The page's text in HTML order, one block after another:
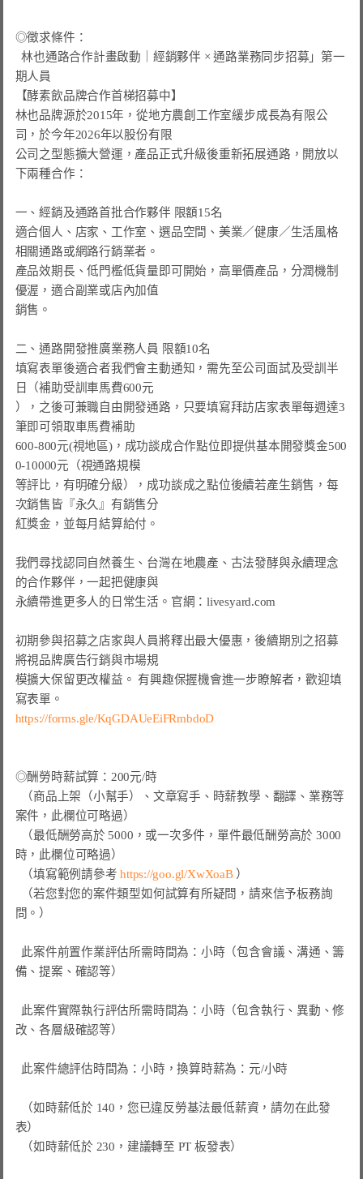
◎徵求條件：
  林也通路合作計畫啟動｜經銷夥伴 × 通路業務同步招募」第一
期人員
【酵素飲品牌合作首梯招募中】
林也品牌源於2015年，從地方農創工作室緩步成長為有限公
司，於今年2026年以股份有限
公司之型態擴大營運，產品正式升級後重新拓展通路，開放以
下兩種合作：
一、經銷及通路首批合作夥伴 限額15名
適合個人、店家、工作室、選品空間、美業／健康／生活風格
相關通路或網路行銷業者。
產品效期長、低門檻低貨量即可開始，高單價產品，分潤機制
優渥，適合副業或店內加值
銷售。
二、通路開發推廣業務人員 限額10名
填寫表單後適合者我們會主動通知，需先至公司面試及受訓半
日（補助受訓車馬費600元
），之後可兼職自由開發通路，只要填寫拜訪店家表單每週達3
筆即可領取車馬費補助
600-800元(視地區)，成功談成合作點位即提供基本開發獎金500
0-10000元（視通路規模
等評比，有明確分級），成功談成之點位後續若產生銷售，每
次銷售皆『永久』有銷售分
紅獎金，並每月結算給付。
我們尋找認同自然養生、台灣在地農產、古法發酵與永續理念
的合作夥伴，一起把健康與
永續帶進更多人的日常生活。官網：livesyard.com
初期參與招募之店家與人員將釋出最大優惠，後續期別之招募
將視品牌廣告行銷與市場規
模擴大保留更改權益。 有興趣保握機會進一步瞭解者，歡迎填
https://forms.gle/KqGDAUeEiFRmbdoD
◎酬勞時薪試算：200元/時
案件，此欄位可略過）
時，此欄位可略過）
  （填寫範例請參考
https://goo.gl/XwXoaB ）
問。）
備、提案、確認等）
改、各層級確認等）
表）